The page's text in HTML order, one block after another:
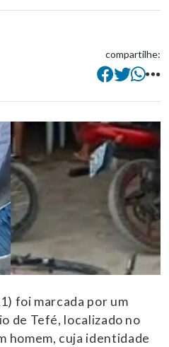
compartilhe:
foi marcada por um
de Tefé, localizado no
homem, cuja identidade